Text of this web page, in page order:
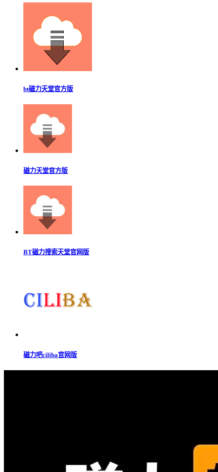
bt磁力天堂官方版
磁力天堂官方版
BT磁力搜索天堂官网版
磁力吧ciliba官网版